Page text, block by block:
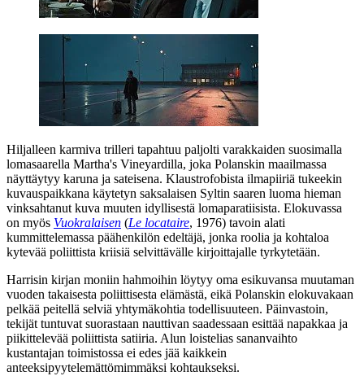
Hiljalleen karmiva trilleri tapahtuu paljolti varakkaiden suosimalla
lomasaarella Martha's Vineyardilla, joka Polanskin maailmassa
näyttäytyy karuna ja sateisena. Klaustrofobista ilmapiiriä tukeekin
kuvauspaikkana käytetyn saksalaisen Syltin saaren luoma hieman
vinksahtanut kuva muuten idyllisestä lomaparatiisista. Elokuvassa
on myös Vuokralaisen (Le locataire, 1976) tavoin alati
kummittelemassa päähenkilön edeltäjä, jonka roolia ja kohtaloa
kytevää poliittista kriisiä selvittävälle kirjoittajalle tyrkytetään.
Harrisin kirjan moniin hahmoihin löytyy oma esikuvansa muutaman
vuoden takaisesta poliittisesta elämästä, eikä Polanskin elokuvakaan
pelkää peitellä selviä yhtymäkohtia todellisuuteen. Päinvastoin,
tekijät tuntuvat suorastaan nauttivan saadessaan esittää napakkaa ja
piikittelevää poliittista satiiria. Alun loistelias sananvaihto
kustantajan toimistossa ei edes jää kaikkein
anteeksipyytelemättömimmäksi kohtaukseksi.